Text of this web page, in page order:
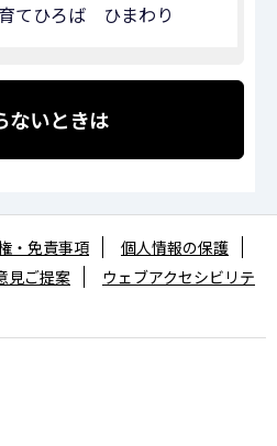
てひろば ひまわり
ないときは
・免責事項
個人情報の保護
見ご提案
ウェブアクセシビリテ